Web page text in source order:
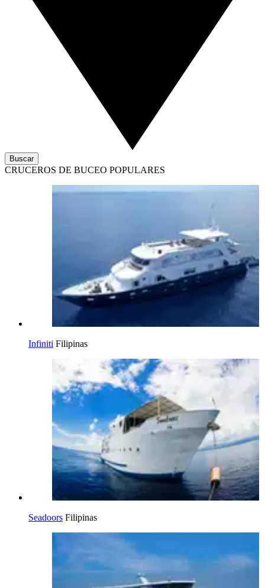
Buscar
CRUCEROS DE BUCEO POPULARES
Infiniti Filipinas
Seadoors Filipinas